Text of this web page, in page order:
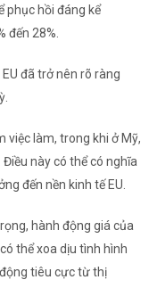
phục hồi đáng kể
đến 28%.
đã trở nên rõ ràng
việc làm, trong khi ở Mỹ,
này có thể có nghĩa
đến nền kinh tế EU.
hành động giá của
thể xoa dịu tình hình
tiêu cực từ thị